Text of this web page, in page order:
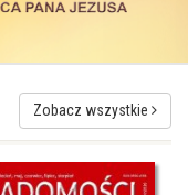
Zobacz wszystkie